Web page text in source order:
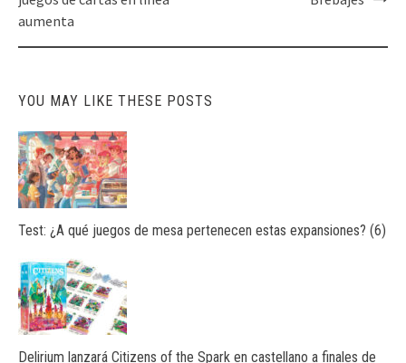
aumenta
YOU MAY LIKE THESE POSTS
Test: ¿A qué juegos de mesa pertenecen estas expansiones? (6)
Delirium lanzará Citizens of the Spark en castellano a finales de